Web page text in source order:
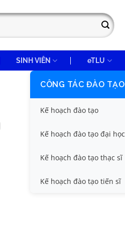
SINH VIÊN eTLU
CÔNG TÁC ĐÀO TẠO
Kế hoạch đào tạo
Kế hoạch đào tạo đại học
Kế hoạch đào tạo thạc sĩ
Kế hoạch đào tạo tiến sĩ